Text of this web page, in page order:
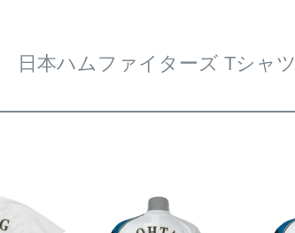
日本ハムファイターズ Tシャツ